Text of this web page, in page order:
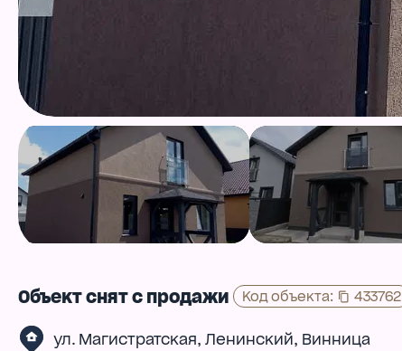
Объект снят с продажи Код объекта: 433762
ул. Магистратская, Ленинский, Винница